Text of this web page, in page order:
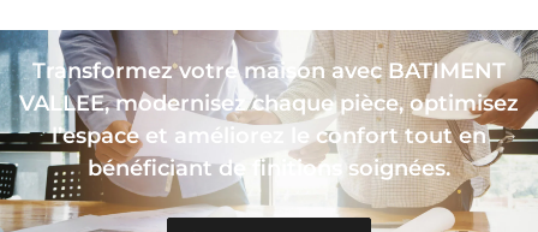
Transformez votre maison avec BATIMENT
VALLEE, modernisez chaque pièce, optimisez
l’espace et améliorez le confort tout en
bénéficiant de finitions soignées.